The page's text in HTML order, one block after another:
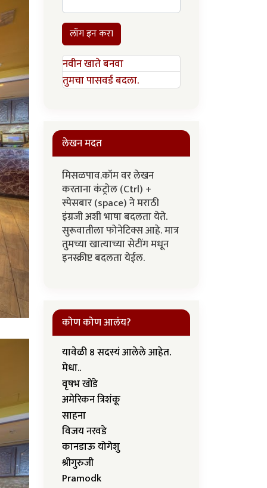
लॉग इन करा
नवीन खाते बनवा
तुमचा पासवर्ड बदला.
लेखन मदत
मिसळपाव.कॉम वर लेखन
करताना कंट्रोल (Ctrl) +
स्पेसबार (space) ने मराठी
इंग्रजी अशी भाषा बदलता येते.
सुरूवातीला फोनेटिक्स आहे. मात्र
तुमच्या खात्याच्या सेटींग मधून
इनस्क्रीप्ट बदलता येईल.
कोण कोण आलंय?
यावेळी 8 सदस्यं आलेले आहेत.
मेधा..
वृषभ खोंडे
अमेरिकन त्रिशंकू
साहना
विजय नरवडे
कानडाऊ योगेशु
श्रीगुरुजी
Pramodk